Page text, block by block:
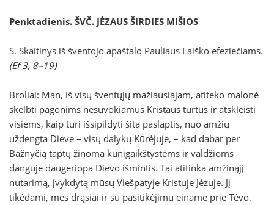
Penktadienis. ŠVČ. JĖZAUS ŠIRDIES MIŠIOS
S. Skaitinys iš šventojo apaštalo Pauliaus Laiško efeziečiams.
(Ef 3, 8–19)
Broliai: Man, iš visų šventųjų mažiausiajam, atiteko malonė
skelbti pagonims nesuvokiamus Kristaus turtus ir atskleisti
visiems, kaip turi išsipildyti šita paslaptis, nuo amžių
uždengta Dieve – visų dalykų Kūrėjuje, – kad dabar per
Bažnyčią taptų žinoma kunigaikštystėms ir valdžioms
danguje daugeriopa Dievo išmintis. Tai atitinka amžinąjį
nutarimą, įvykdytą mūsų Viešpatyje Kristuje Jėzuje. Jį
tikėdami, mes drąsiai ir su pasitikėjimu einame prie Tėvo.